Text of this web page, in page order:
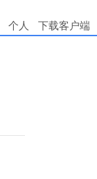
个人 下载客户端